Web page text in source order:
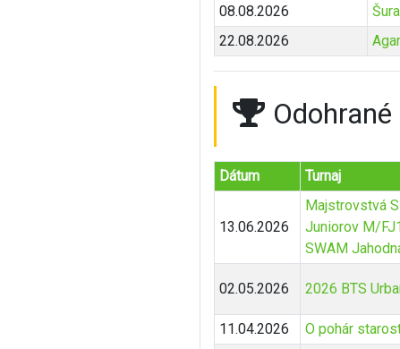
08.08.2026
22.08.2026
Dátum Turnaj
13.06.2026
Majstrovstvá
Juniorov M/
SWAM
02.05.2026 2026 BTS
11.04.2026
O pohár